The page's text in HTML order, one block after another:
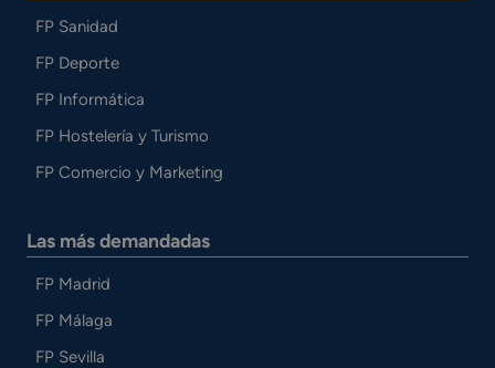
FP Sanidad
FP Deporte
FP Informática
FP Hostelería y Turismo
FP Comercio y Marketing
Las más demandadas
FP Madrid
FP Málaga
FP Sevilla